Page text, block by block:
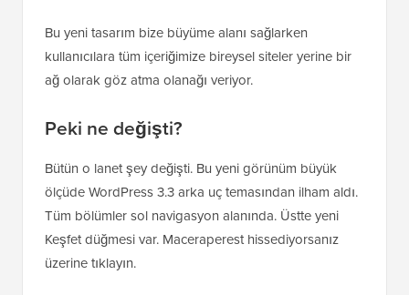
Bu yeni tasarım bize büyüme alanı sağlarken
kullanıcılara tüm içeriğimize bireysel siteler yerine bir
ağ olarak göz atma olanağı veriyor.
Peki ne değişti?
Bütün o lanet şey değişti. Bu yeni görünüm büyük
ölçüde WordPress 3.3 arka uç temasından ilham aldı.
Tüm bölümler sol navigasyon alanında. Üstte yeni
Keşfet düğmesi var. Maceraperest hissediyorsanız
üzerine tıklayın.